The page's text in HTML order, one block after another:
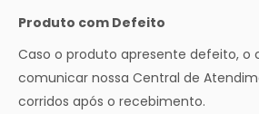
Produto com Defeito
Caso o produto apresente defeito, o
comunicar nossa Central de
corridos após o recebimento.